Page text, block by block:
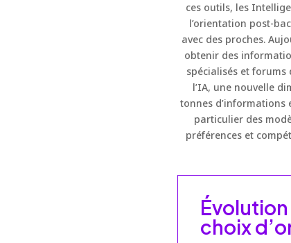
ces outils, les
l’orientation post-
avec des proches.
obtenir des
spécialisés et forums
l’IA, une nouvelle
tonnes d’informations
particulier des
préférences et
choix